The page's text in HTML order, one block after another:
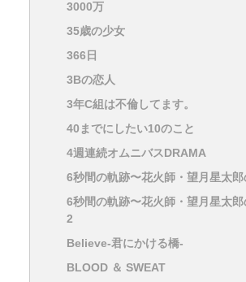
3000万
35歳の少女
366日
3Bの恋人
3年C組は不倫してます。
40までにしたい10のこと
4週連続オムニバスDRAMA
6秒間の軌跡〜花火師・望月星太
6秒間の軌跡〜花火師・望月星太
2
Believe-君にかける橋-
BLOOD ＆ SWEAT